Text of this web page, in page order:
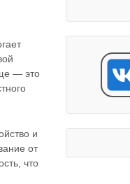
— это
и
от
что